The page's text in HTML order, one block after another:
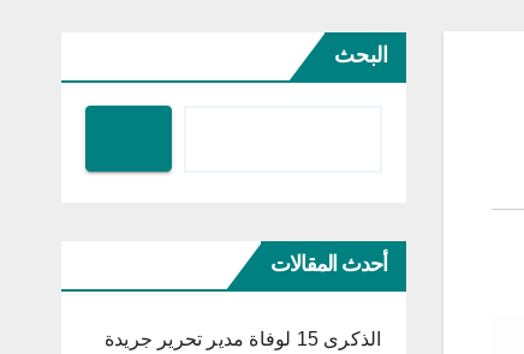
البحث
أحدث المقالات
الذكرى 15 لوفاة مدير تحرير جريدة